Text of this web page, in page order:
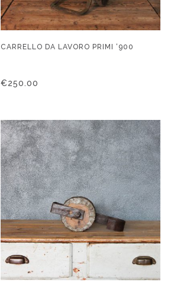
CARRELLO DA LAVORO PRIMI ‘900
€250.00